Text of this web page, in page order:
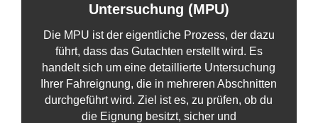
Untersuchung (MPU)
Die MPU ist der eigentliche Prozess, der dazu
führt, dass das Gutachten erstellt wird. Es
handelt sich um eine detaillierte Untersuchung
Ihrer Fahreignung, die in mehreren Abschnitten
durchgeführt wird. Ziel ist es, zu prüfen, ob du
die Eignung besitzt, sicher und